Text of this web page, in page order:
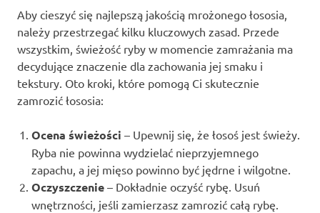
Aby cieszyć się najlepszą jakością mrożonego łososia,
należy przestrzegać kilku kluczowych zasad. Przede
wszystkim, świeżość ryby w momencie zamrażania ma
decydujące znaczenie dla zachowania jej smaku i
tekstury. Oto kroki, które pomogą Ci skutecznie
zamrozić łososia:
Ocena świeżości – Upewnij się, że łosoś jest świeży.
Ryba nie powinna wydzielać nieprzyjemnego
zapachu, a jej mięso powinno być jędrne i wilgotne.
Oczyszczenie – Dokładnie oczyść rybę. Usuń
wnętrzności, jeśli zamierzasz zamrozić całą rybę.